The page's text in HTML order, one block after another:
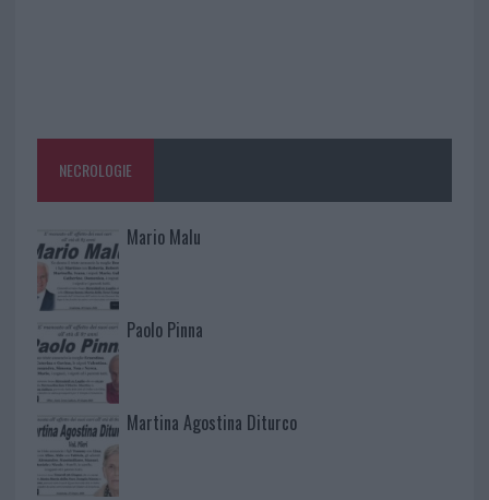
NECROLOGIE
Mario Malu
Paolo Pinna
Martina Agostina Diturco